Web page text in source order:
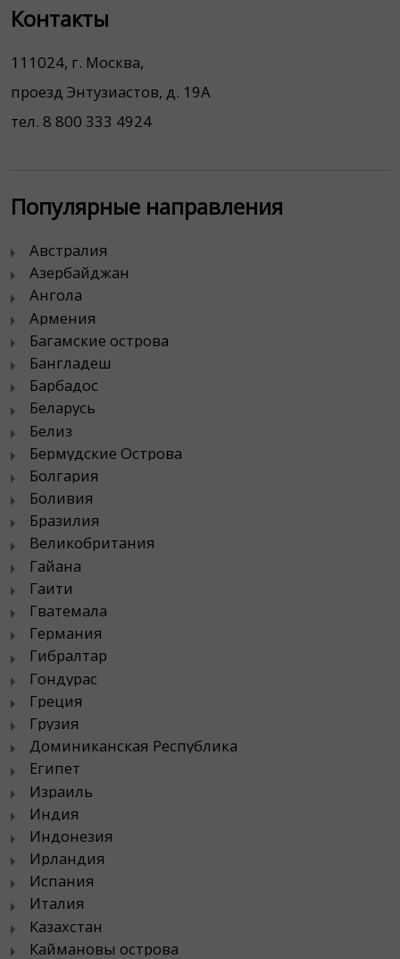
Контакты
111024, г. Москва,
проезд Энтузиастов, д. 19А
тел. 8 800 333 4924
Популярные направления
Австралия
Азербайджан
Ангола
Армения
Багамские острова
Бангладеш
Барбадос
Беларусь
Белиз
Бермудские Острова
Болгария
Боливия
Бразилия
Великобритания
Гайана
Гаити
Гватемала
Германия
Гибралтар
Гондурас
Греция
Грузия
Доминиканская Республика
Египет
Израиль
Индия
Индонезия
Ирландия
Испания
Италия
Казахстан
Каймановы острова